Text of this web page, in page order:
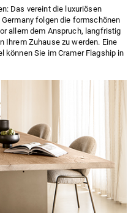
Das vereint die luxuriösen
folgen die formschönen
allem dem Anspruch, langfristig
Ihrem Zuhause zu werden. Eine
können Sie im Cramer Flagship in